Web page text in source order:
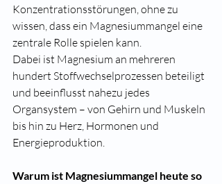
Konzentrationsstörungen, ohne zu
wissen, dass ein Magnesiummangel eine
zentrale Rolle spielen kann.
Dabei ist Magnesium an mehreren
hundert Stoffwechselprozessen beteiligt
und beeinflusst nahezu jedes
Organsystem – von Gehirn und Muskeln
bis hin zu Herz, Hormonen und
Energieproduktion.
Warum ist Magnesiummangel heute so